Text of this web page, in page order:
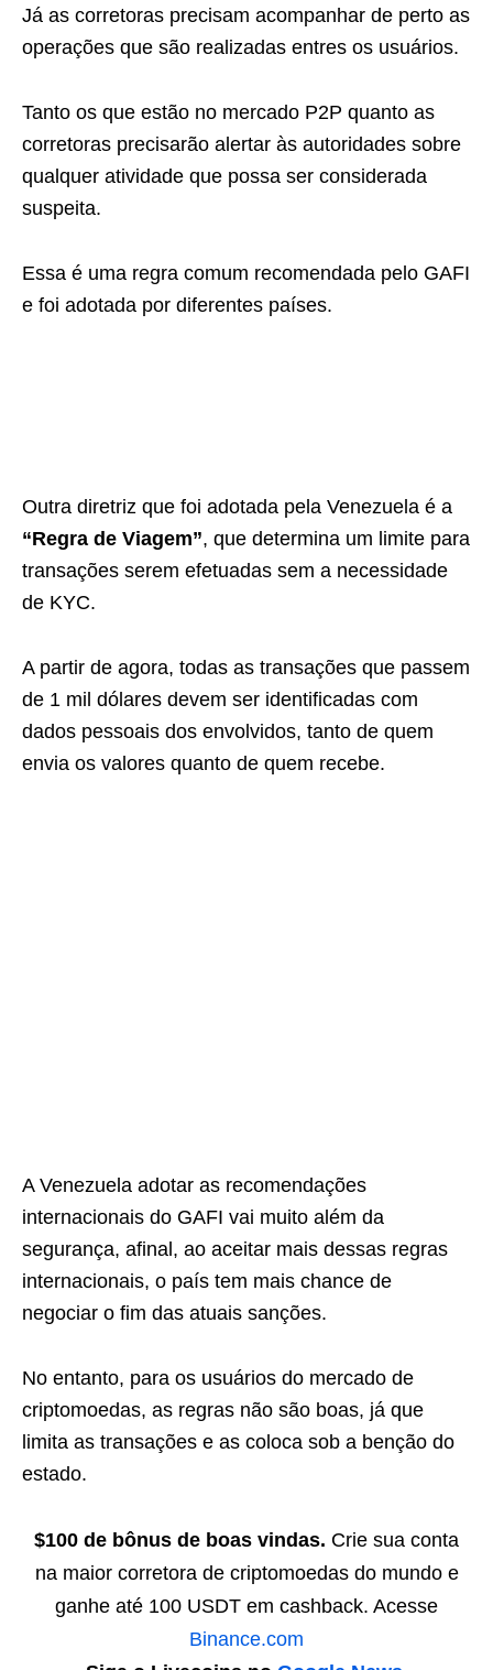
Já as corretoras precisam acompanhar de perto as
operações que são realizadas entres os usuários.
Tanto os que estão no mercado P2P quanto as
corretoras precisarão alertar às autoridades sobre
qualquer atividade que possa ser considerada
suspeita.
Essa é uma regra comum recomendada pelo GAFI
e foi adotada por diferentes países.
Outra diretriz que foi adotada pela Venezuela é a
“Regra de Viagem”, que determina um limite para
transações serem efetuadas sem a necessidade
de KYC.
A partir de agora, todas as transações que passem
de 1 mil dólares devem ser identificadas com
dados pessoais dos envolvidos, tanto de quem
envia os valores quanto de quem recebe.
A Venezuela adotar as recomendações
internacionais do GAFI vai muito além da
segurança, afinal, ao aceitar mais dessas regras
internacionais, o país tem mais chance de
negociar o fim das atuais sanções.
No entanto, para os usuários do mercado de
criptomoedas, as regras não são boas, já que
limita as transações e as coloca sob a benção do
estado.
$100 de bônus de boas vindas. Crie sua conta
na maior corretora de criptomoedas do mundo e
ganhe até 100 USDT em cashback. Acesse
Binance.com